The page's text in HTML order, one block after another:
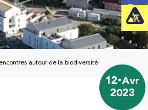
autour de la biodiversité
12 Avr
2023